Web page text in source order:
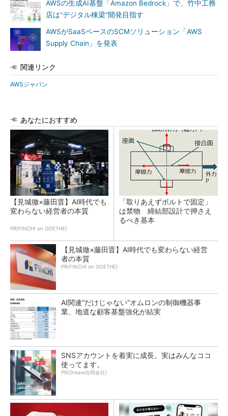
AWSの生成AI基盤「Amazon Bedrock」で、竹中工務
店は“デジタル棟梁”開発目指す
AWSがSaaSベースのSCMソリューション「AWS
Supply Chain」を発表
関連リンク
AWSジャパン
あなたにおすすめ
【見城徹×藤田晋】AI時代でも
変わらない経営者の本質
PR(FINCHI on GOETHE)
「取りあえずボルトで固定」
は禁物 締結部設計で押さえ
るべき基本
【見城徹×藤田晋】AI時代でも変わらない経営
者の本質
PR(FINCHI on GOETHE)
AI関連“だけじゃない”オムロンの制御機器事
業、地道な顧客基盤強化が結実
SNSアカウントを着実に成長。実はみんなココ
使ってます。
PR(Dreaw合同会社)